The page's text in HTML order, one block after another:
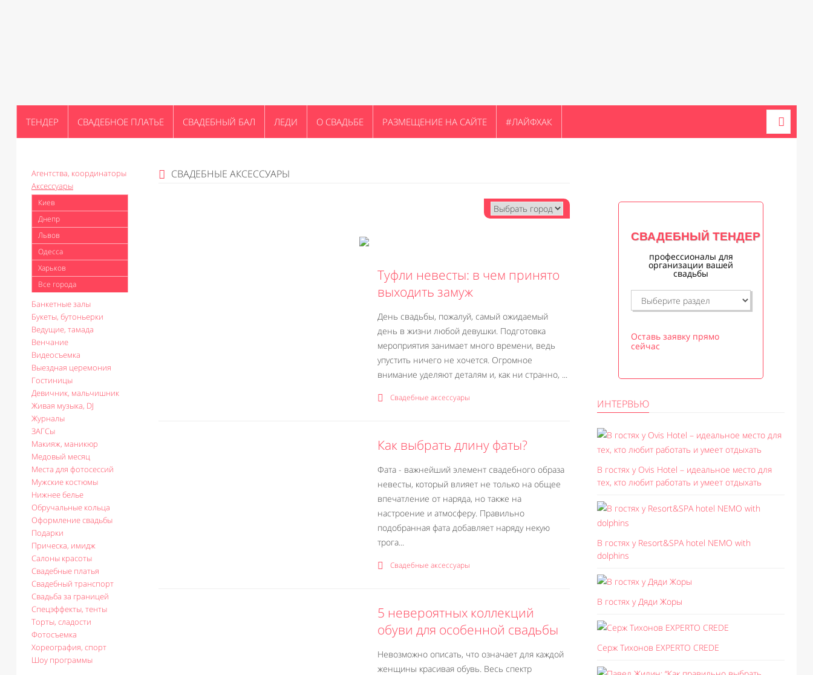
ТЕНДЕР СВАДЕБНОЕ ПЛАТЬЕ СВАДЕБНЫЙ БАЛ ЛЕДИ О СВАДЬБЕ РАЗМЕЩЕНИЕ НА САЙТЕ #ЛАЙФХАК
Агентства, координаторы
Аксессуары
Киев
Днепр
Львов
Одесса
Харьков
Все города
Банкетные залы
Букеты, бутоньерки
Ведущие, тамада
Венчание
Видеосъемка
Выездная церемония
Гостиницы
Девичник, мальчишник
Живая музыка, DJ
Журналы
ЗАГСы
Макияж, маникюр
Медовый месяц
Места для фотосессий
Мужские костюмы
Нижнее белье
Обручальные кольца
Оформление свадьбы
Подарки
Прическа, имидж
Салоны красоты
Свадебные платья
Свадебный транспорт
Свадьба за границей
Спецэффекты, тенты
Торты, сладости
Фотосъемка
Хореография, спорт
Шоу программы
СВАДЕБНЫЕ АКСЕССУАРЫ
Туфли невесты: в чем принято
выходить замуж
День свадьбы, пожалуй, самый ожидаемый
день в жизни любой девушки. Подготовка
мероприятия занимает много времени, ведь
упустить ничего не хочется. Огромное
внимание уделяют деталям и, как ни странно, ...
Свадебные аксессуары
Как выбрать длину фаты?
Фата - важнейший элемент свадебного образа
невесты, который влияет не только на общее
впечатление от наряда, но также на
настроение и атмосферу. Правильно
подобранная фата добавляет наряду некую
трога...
Свадебные аксессуары
5 невероятных коллекций
обуви для особенной свадьбы
Невозможно описать, что означает для каждой
женщины красивая обувь. Весь спектр
СВАДЕБНЫЙ ТЕНДЕР
профессионалы для
организации вашей
свадьбы
Оставь заявку прямо
сейчас
ИНТЕРВЬЮ
В гостях у Ovis Hotel – идеальное место для
тех, кто любит работать и умеет отдыхать
В гостях у Resort&SPA hotel NEMO with
dolphins
В гостях у Дяди Жоры
Серж Тихонов EXPERTO CREDE